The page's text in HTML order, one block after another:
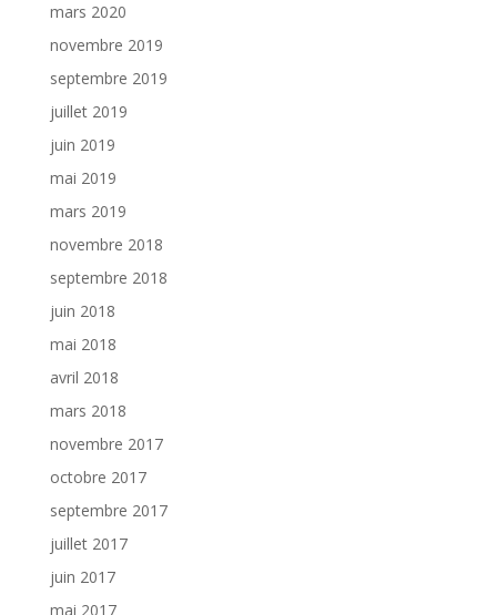
mars 2020
novembre 2019
septembre 2019
juillet 2019
juin 2019
mai 2019
mars 2019
novembre 2018
septembre 2018
juin 2018
mai 2018
avril 2018
mars 2018
novembre 2017
octobre 2017
septembre 2017
juillet 2017
juin 2017
mai 2017